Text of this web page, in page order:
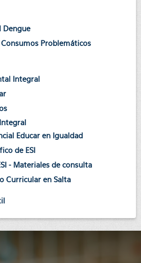
Dengue
Problemáticos
Integral
Educar en Igualdad
de ESI
- Materiales de consulta
Curricular en Salta